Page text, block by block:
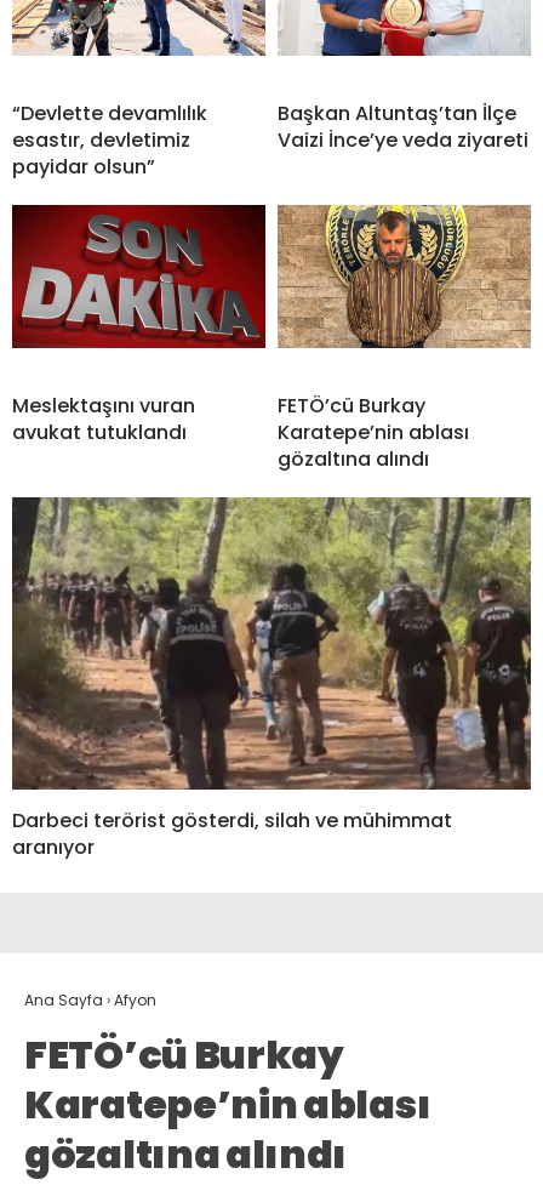
“Devlette devamlılık
esastır, devletimiz
payidar olsun”
Başkan Altuntaş’tan İlçe
Vaizi İnce’ye veda ziyareti
Meslektaşını vuran
avukat tutuklandı
FETÖ’cü Burkay
Karatepe’nin ablası
gözaltına alındı
Darbeci terörist gösterdi, silah ve mühimmat
aranıyor
Ana Sayfa ›Afyon
FETÖ’cü Burkay
Karatepe’nin ablası
gözaltına alındı